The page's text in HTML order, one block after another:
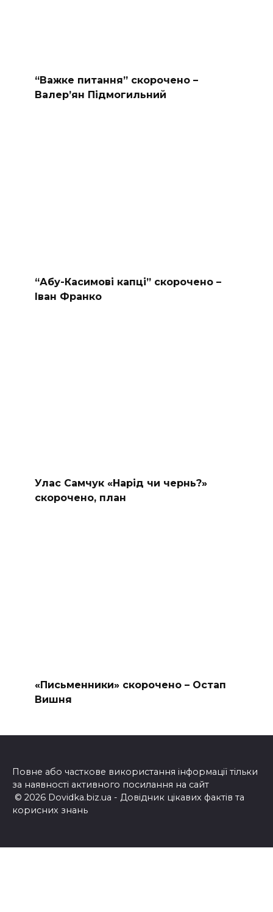
“Важке питання” скорочено –
Валер’ян Підмогильний
“Абу-Касимові капці” скорочено –
Іван Франко
Улас Самчук «Нарід чи чернь?»
скорочено, план
«Письменники» скорочено – Остап
Вишня
Повне або часткове використання інформації тільки
за наявності активного посилання на сайт
© 2026 Dovidka.biz.ua - Довідник цікавих фактів та
корисних знань